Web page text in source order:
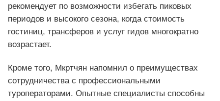
рекомендует по возможности избегать пиковых
периодов и высокого сезона, когда стоимость
гостиниц, трансферов и услуг гидов многократно
возрастает.
Кроме того, Мкртчян напомнил о преимуществах
сотрудничества с профессиональными
туроператорами. Опытные специалисты способны